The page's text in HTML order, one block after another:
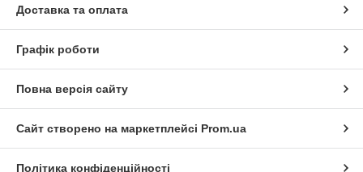
Доставка та оплата
Графік роботи
Повна версія сайту
Сайт створено на маркетплейсі Prom.ua
Політика конфіденційності